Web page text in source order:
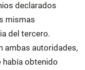
declarados
mismas
del tercero.
ambas autoridades,
había obtenido